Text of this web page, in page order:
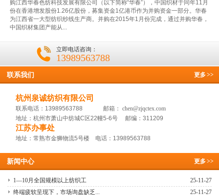
购江西华春色纺科技发展有限公司（以下简称“华春”），中国织材于同年11月
份在香港增发股份1.26亿股份，募集资金1亿港币作为并购资金一部分。华春
为江西省一大型纺织纱线生产商。并购在2015年1月份完成，通过并购华春，
中国织材集团产能从...
立即电话咨询：
13989563788
更多>>
联系我们
杭州泉诚纺织有限公司
联系电话：13989563788 邮箱： chen@zjqctex.com
地址：杭州市萧山中纺城C区22幢5-6号 邮编：311209
江苏办事处
地址：常熟市金狮物流5号楼 电话：13989563788
更多>>
新闻中心
25-11-27
1—10月全国规模以上纺织工
25-11-27
终端疲软呈现下，市场询盘缺乏...